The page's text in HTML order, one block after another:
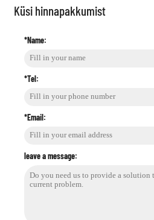
Küsi hinnapakkumist
*Name:
*Tel:
*Email:
leave a message: